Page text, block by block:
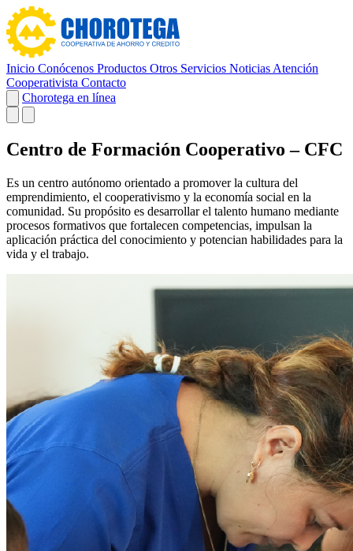
Inicio Conócenos Productos Otros Servicios Noticias Atención
Cooperativista Contacto
Chorotega en línea
Centro de Formación Cooperativo – CFC
Es un centro autónomo orientado a promover la cultura del
emprendimiento, el cooperativismo y la economía social en la
comunidad. Su propósito es desarrollar el talento humano mediante
procesos formativos que fortalecen competencias, impulsan la
aplicación práctica del conocimiento y potencian habilidades para la
vida y el trabajo.